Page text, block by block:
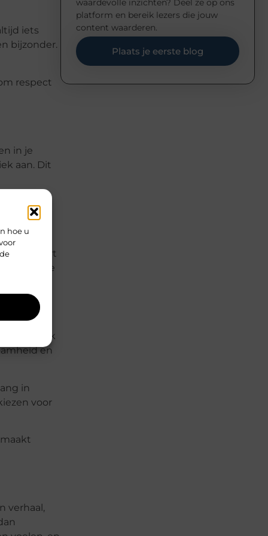
hoe u
iets
bijzonder.
respect
in je
aan. Dit
je past.
veroudert
van je
voor elk
en
in
voor
verhaal,
waardevolle inzichten? Deel ze op ons
platform en bereik lezers die jouw
content waarderen.
Plaats je eerste blog